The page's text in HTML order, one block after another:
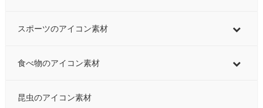
スポーツのアイコン素材
食べ物のアイコン素材
昆虫のアイコン素材